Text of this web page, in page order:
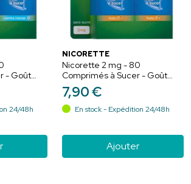
- Goût
24/48h
NICORETTE
Nicorette 2 mg - 80
Comprimés à Sucer - Goût
Fruit
7,90€
En stock - Expédition 24/48h
Ajouter